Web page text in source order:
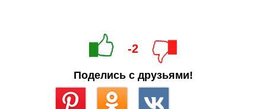
-2
Поделись с друзьями!